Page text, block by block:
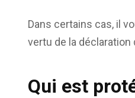
Dans certains cas, il
vertu de la déclaration
Qui est